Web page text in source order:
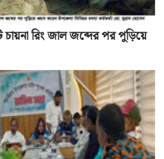
চায়না রিং জাল জব্দের পর পুড়িয়ে